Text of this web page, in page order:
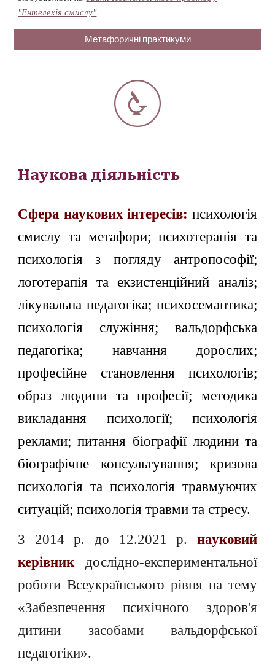
"Ентелехія смислу"
Метафоричні практикуми
Наукова діяльність
Сфера наукових інтересів: психологія
смислу та метафори;психотерапія та
психологія з погляду антропософії;
логотерапія та екзистенційний аналіз;
лікувальна педагогіка; психосемантика;
психологія служіння; вальдорфська
педагогіка; навчання дорослих;
професійне становлення психологів;
образ людини та професії; методика
викладання психології; психологія
реклами; питання біографії людини та
біографічне консультування; кризова
психологія та психологія травмуючих
ситуацій; психологія травми та стресу.
З 2014 р. до 12.2021 р. науковий
керівник дослідно-експериментальної
роботи Всеукраїнського рівня на тему
«Забезпечення психічного здоров'я
дитини засобами вальдорфської
педагогіки».